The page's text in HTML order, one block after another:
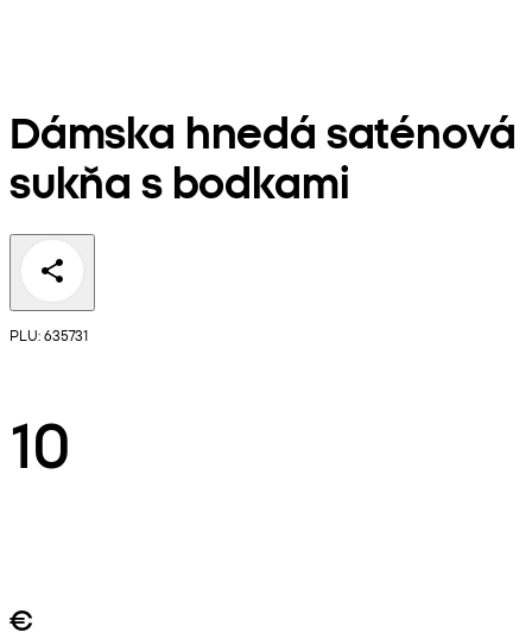
Dámska hnedá saténová
sukňa s bodkami
PLU: 635731
10
€